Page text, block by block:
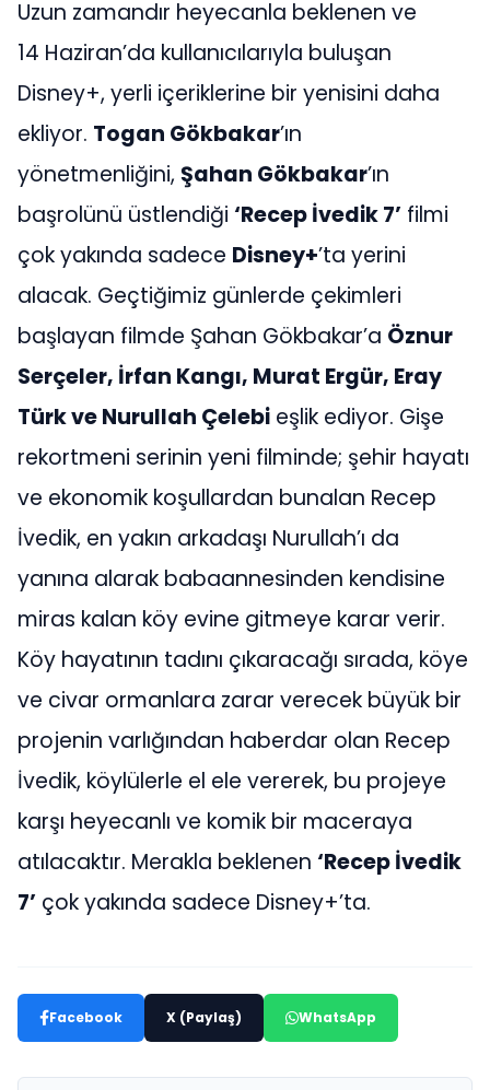
Uzun zamandır heyecanla beklenen ve
14 Haziran’da kullanıcılarıyla buluşan
Disney+, yerli içeriklerine bir yenisini daha
ekliyor. Togan Gökbakar’ın
yönetmenliğini, Şahan Gökbakar’ın
başrolünü üstlendiği ‘Recep İvedik 7’ filmi
çok yakında sadece Disney+’ta yerini
alacak. Geçtiğimiz günlerde çekimleri
başlayan filmde Şahan Gökbakar’a Öznur
Serçeler, İrfan Kangı, Murat Ergür, Eray
Türk ve Nurullah Çelebi eşlik ediyor. Gişe
rekortmeni serinin yeni filminde; şehir hayatı
ve ekonomik koşullardan bunalan Recep
İvedik, en yakın arkadaşı Nurullah’ı da
yanına alarak babaannesinden kendisine
miras kalan köy evine gitmeye karar verir.
Köy hayatının tadını çıkaracağı sırada, köye
ve civar ormanlara zarar verecek büyük bir
projenin varlığından haberdar olan Recep
İvedik, köylülerle el ele vererek, bu projeye
karşı heyecanlı ve komik bir maceraya
atılacaktır. Merakla beklenen ‘Recep İvedik
7’ çok yakında sadece Disney+’ta.
Facebook X (Paylaş) WhatsApp